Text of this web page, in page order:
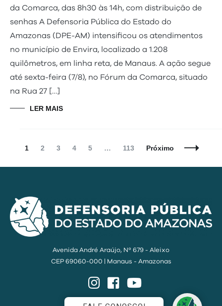
da Comarca, das 8h30 às 14h, com distribuição de
senhas A Defensoria Pública do Estado do
Amazonas (DPE-AM) intensificou os atendimentos
no município de Envira, localizado a 1.208
quilômetros, em linha reta, de Manaus. A ação segue
até sexta-feira (7/8), no Fórum da Comarca, situado
na Rua 27 […]
LER MAIS
Navegação
Página
1 Página
2 Página
3 Página
4 Página
5 … Página
113 Próximo
Avenida André Araújo, Nº 679 - Aleixo
CEP 69060-000 | Manaus - Amazonas
InstagramFacebook